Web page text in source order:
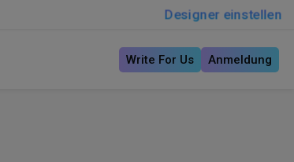
Designer einstellen
Write For Us Anmeldung